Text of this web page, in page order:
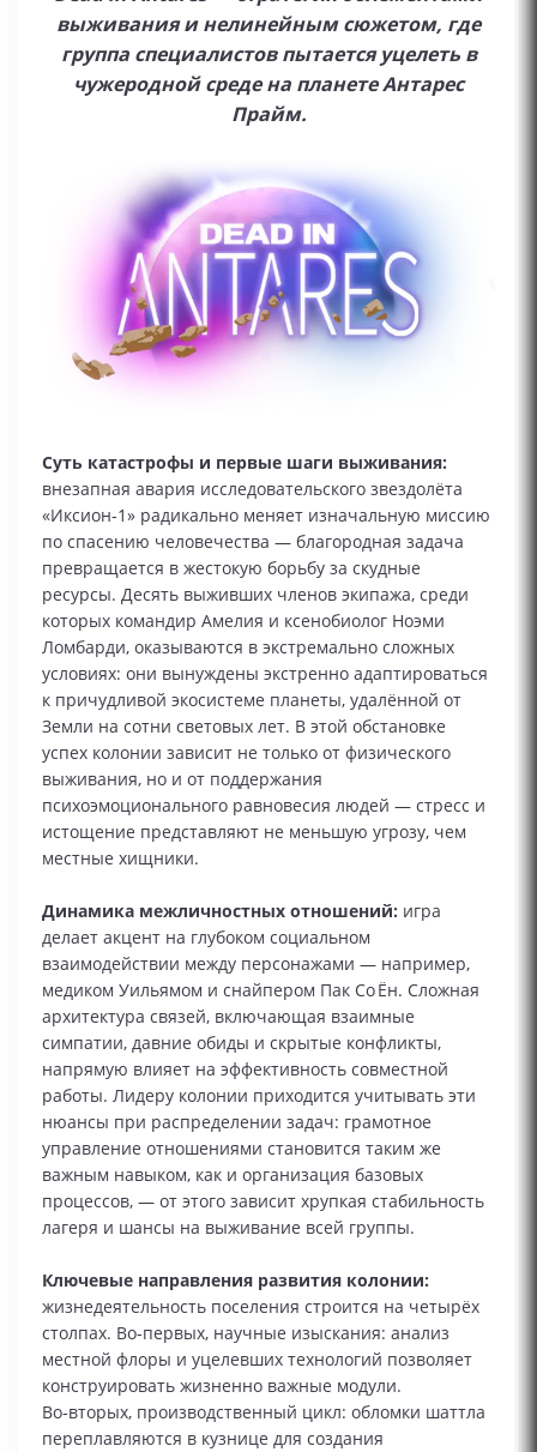
выживания и нелинейным сюжетом, где
группа специалистов пытается уцелеть в
чужеродной среде на планете Антарес
Прайм.
Суть катастрофы и первые шаги выживания:
внезапная авария исследовательского звездолёта
«Иксион‑1» радикально меняет изначальную миссию
по спасению человечества — благородная задача
превращается в жестокую борьбу за скудные
ресурсы. Десять выживших членов экипажа, среди
которых командир Амелия и ксенобиолог Ноэми
Ломбарди, оказываются в экстремально сложных
условиях: они вынуждены экстренно адаптироваться
к причудливой экосистеме планеты, удалённой от
Земли на сотни световых лет. В этой обстановке
успех колонии зависит не только от физического
выживания, но и от поддержания
психоэмоционального равновесия людей — стресс и
истощение представляют не меньшую угрозу, чем
местные хищники.
Динамика межличностных отношений: игра
делает акцент на глубоком социальном
взаимодействии между персонажами — например,
медиком Уильямом и снайпером Пак Со Ён. Сложная
архитектура связей, включающая взаимные
симпатии, давние обиды и скрытые конфликты,
напрямую влияет на эффективность совместной
работы. Лидеру колонии приходится учитывать эти
нюансы при распределении задач: грамотное
управление отношениями становится таким же
важным навыком, как и организация базовых
процессов, — от этого зависит хрупкая стабильность
лагеря и шансы на выживание всей группы.
Ключевые направления развития колонии:
жизнедеятельность поселения строится на четырёх
столпах. Во‑первых, научные изыскания: анализ
местной флоры и уцелевших технологий позволяет
конструировать жизненно важные модули.
Во‑вторых, производственный цикл: обломки шаттла
переплавляются в кузнице для создания